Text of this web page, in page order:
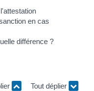
différence ?
Tout déplier